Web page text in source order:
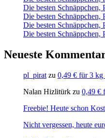
Die besten
Die besten Schnäppchen,
Die besten
Die besten
Neueste
pl_pirat zu 0,49 € für 3
Nalan Hizlitürk zu 0,49 €
Freebie! Heute schon
Nicht vergessen, heute